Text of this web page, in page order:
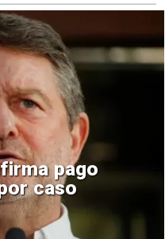
Norte